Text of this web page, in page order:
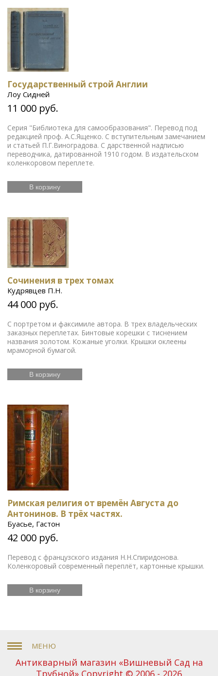
Государственный строй Англии
Лоу Сидней
11 000 руб.
Серия "Библиотека для самообразования". Перевод под
редакцией проф. А.С.Ященко. С вступительным замечанием
и статьей П.Г.Виноградова. С дарственной надписью
переводчика, датированной 1910 годом. В издательском
коленкоровом переплете.
В корзину
Сочинения в трех томах
Кудрявцев П.Н.
44 000 руб.
С портретом и факсимиле автора. В трех владельческих
заказных переплетах. Бинтовые корешки с тиснением
названия золотом. Кожаные уголки. Крышки оклеены
мраморной бумагой.
В корзину
Римская религия от времён Августа до
Антонинов. В трёх частях.
Буасье, Гастон
42 000 руб.
Перевод с французского издания Н.Н.Спиридонова.
Коленкоровый современный переплёт, картонные крышки.
В корзину
Антикварный магазин «Вишневый Сад на
Трубной» Copyright © 2006 - 2026